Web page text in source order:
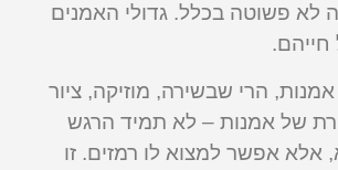
לא פשוטה בכלל. גדולי האמנים
חייהם.
הרי שבשירה, מוזיקה, ציור
של אמנות – לא תמיד הרגש
אלא אפשר למצוא לו רמזים. זו